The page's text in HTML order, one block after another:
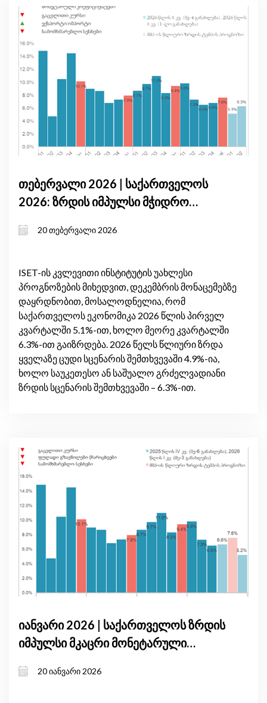
თებერვალი 2026 | საქართველოს
2026: ზრდის იმპულსი მჭიდრო
საგარეო არასტაბილურობის ფონზე
20 თებერვალი 2026
ISET-ის კვლევითი ინსტიტუტის უახლესი
პროგნოზების მიხედვით, დეკემბრის მონაცემებზე
დაყრდნობით, მოსალოდნელია, რომ
საქართველოს ეკონომიკა 2026 წლის პირველ
კვარტალში 5.1%-ით, ხოლო მეორე კვარტალში
6.3%-ით გაიზრდება. 2026 წელს წლიური ზრდა
ყველაზე ცუდი სცენარის შემთხვევაში 4.9%-ია,
ხოლო საუკეთესო ან საშუალო გრძელვადიანი
ზრდის სცენარის შემთხვევაში – 6.3%-ით.
იანვარი 2026 | საქართველოს ზრდის
იმპულსი მკაცრი მონეტარული
პროგნოზის განახლება, იანვარი
20 იანვარი 2026